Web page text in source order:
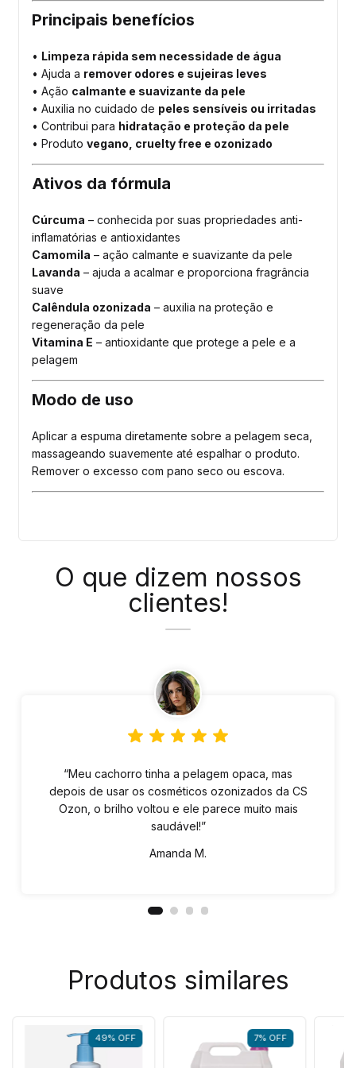
Principais benefícios
• Limpeza rápida sem necessidade de água
• Ajuda a remover odores e sujeiras leves
• Ação calmante e suavizante da pele
• Auxilia no cuidado de peles sensíveis ou irritadas
• Contribui para hidratação e proteção da pele
• Produto vegano, cruelty free e ozonizado
Ativos da fórmula
Cúrcuma – conhecida por suas propriedades anti-
inflamatórias e antioxidantes
Camomila – ação calmante e suavizante da pele
Lavanda – ajuda a acalmar e proporciona fragrância
suave
Calêndula ozonizada – auxilia na proteção e
regeneração da pele
Vitamina E – antioxidante que protege a pele e a
pelagem
Modo de uso
Aplicar a espuma diretamente sobre a pelagem seca,
massageando suavemente até espalhar o produto.
Remover o excesso com pano seco ou escova.
O que dizem nossos
clientes!
“Meu cachorro tinha a pelagem opaca, mas
depois de usar os cosméticos ozonizados da CS
Ozon, o brilho voltou e ele parece muito mais
saudável!”
Amanda M.
Produtos similares
49% OFF 7% OFF